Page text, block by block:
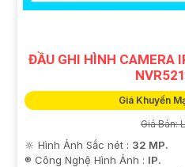
ĐẦU GHI HÌNH CAMERA
Giá Khuyến
Giá Bán:
🔆 Hình Ảnh Sắc nét : 32 MP.
®️ Công Nghệ Hình Ảnh : IP.